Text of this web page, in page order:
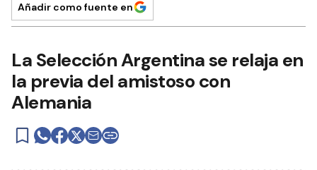
Añadir como fuente en
La Selección Argentina se relaja en
la previa del amistoso con
Alemania